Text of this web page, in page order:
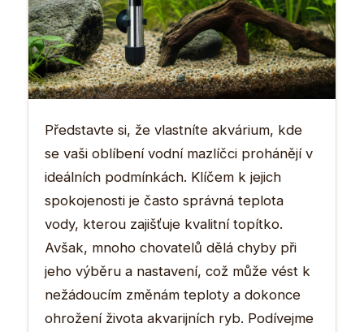
Představte si, že vlastníte akvárium, kde
se vaši oblíbení vodní mazlíčci prohánějí v
ideálních podmínkách. Klíčem k jejich
spokojenosti je často správná teplota
vody, kterou zajišťuje kvalitní topítko.
Avšak, mnoho chovatelů dělá chyby při
jeho výběru a nastavení, což může vést k
nežádoucím změnám teploty a dokonce
ohrožení života akvarijních ryb. Podívejme